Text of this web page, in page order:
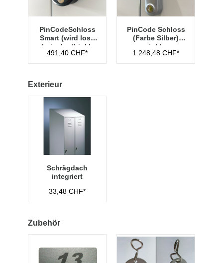
PinCodeSchloss
Smart (wird lose
beigelegt) inkl.
Managementschl
üssel
491,40 CHF*
PinCode Schloss
(Farbe Silber)
inkl.
Hauptschlüssel
Typ 1
1.248,48 CHF*
Exterieur
Schrägdach
integriert
33,48 CHF*
Zubehör